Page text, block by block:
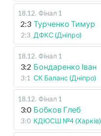
18.12. Фінал 1
2:3 Турченко Тимур
2:3 ДФКС (Дніпро)
18.12. Фінал 1
3:2 Бондаренко Іван
3:1 СК Баланс (Дніпро)
18.12. Фінал 1
3:0 Бобков Глеб
3:0 КДЮСШ №4 (Харків)